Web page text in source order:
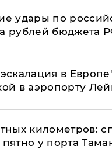
удары по
рублей бюджета
в
в аэропорту
километров:
у порта